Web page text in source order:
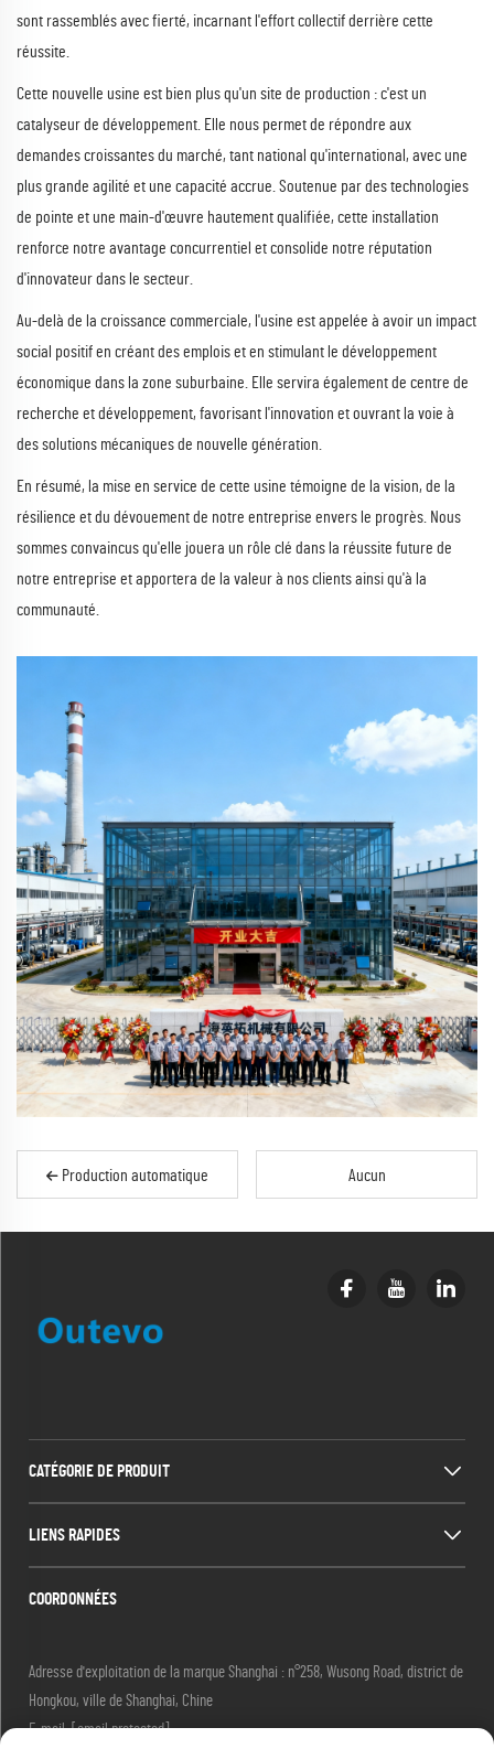
sont rassemblés avec fierté, incarnant l'effort collectif derrière cette
réussite.
Cette nouvelle usine est bien plus qu'un site de production : c'est un
catalyseur de développement. Elle nous permet de répondre aux
demandes croissantes du marché, tant national qu'international, avec une
plus grande agilité et une capacité accrue. Soutenue par des technologies
de pointe et une main-d'œuvre hautement qualifiée, cette installation
renforce notre avantage concurrentiel et consolide notre réputation
d'innovateur dans le secteur.
Au-delà de la croissance commerciale, l'usine est appelée à avoir un impact
social positif en créant des emplois et en stimulant le développement
économique dans la zone suburbaine. Elle servira également de centre de
recherche et développement, favorisant l'innovation et ouvrant la voie à
des solutions mécaniques de nouvelle génération.
En résumé, la mise en service de cette usine témoigne de la vision, de la
résilience et du dévouement de notre entreprise envers le progrès. Nous
sommes convaincus qu'elle jouera un rôle clé dans la réussite future de
notre entreprise et apportera de la valeur à nos clients ainsi qu'à la
communauté.
Production automatique Aucun
CATÉGORIE DE PRODUIT
LIENS RAPIDES
COORDONNÉES
Adresse d'exploitation de la marque Shanghai : n°258, Wusong Road, district de
Hongkou, ville de Shanghai, Chine
E-mail :[email protected]